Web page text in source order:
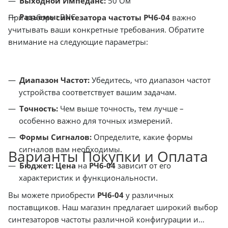
Разъемы:BNC
При выборесинтезатора частоты РЧ6-04 важно
учитывать ваши конкретные требования. Обратите
внимание на следующие параметры:
Диапазон Частот: Убедитесь, что диапазон частот
устройства соответствует вашим задачам.
Точность: Чем выше точность, тем лучше –
особенно важно для точных измерений.
Формы Сигналов: Определите, какие формы
сигналов вам необходимы.
Бюджет: Цена на РЧ6-04 зависит от его
характеристик и функциональности.
Варианты Покупки и Оплата
Вы можете приобрести РЧ6-04 у различных
поставщиков. Наш магазин предлагает широкий выбор
синтезаторов частоты различной конфигурации и